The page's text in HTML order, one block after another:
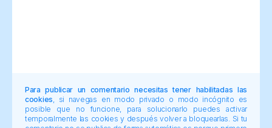
Para publicar un comentario necesitas tener habilitadas las
cookies , si navegas en modo privado o modo incógnito es
posible que no funcione, para solucionarlo puedes activar
temporalmente las cookies y después volver a bloquearlas. Si tu